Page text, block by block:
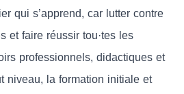
qui s’apprend, car lutter contre
et faire réussir tou·tes les
professionnels, didactiques et
niveau, la formation initiale et